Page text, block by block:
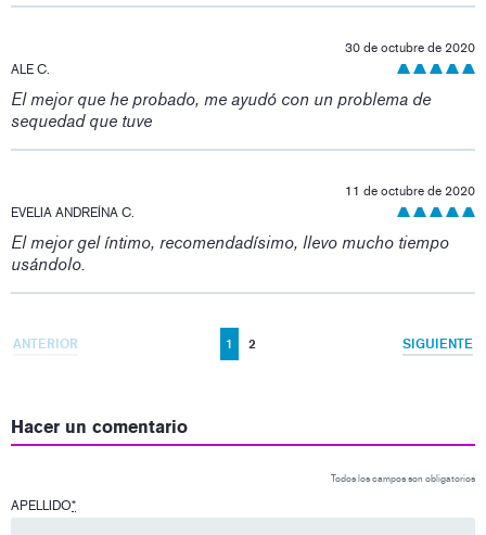
ALE C.
30 de octubre de 2020
El mejor que he probado, me ayudó con un problema de
sequedad que tuve
EVELIA ANDREÍNA C.
11 de octubre de 2020
El mejor gel íntimo, recomendadísimo, llevo mucho tiempo
usándolo.
ANTERIOR 1 2 SIGUIENTE
Hacer un comentario
Todos los campos son obligatorios
APELLIDO*